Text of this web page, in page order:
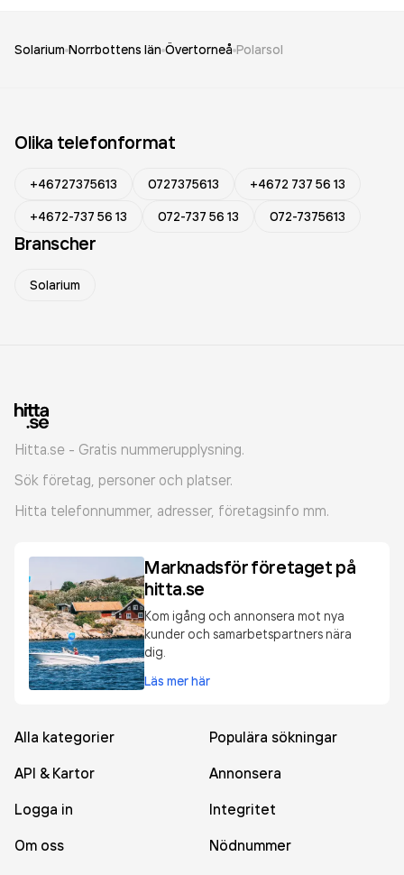
Solarium Norrbottens län Övertorneå Polarsol
Olika telefonformat
+46727375613 0727375613
+4672 737 56 13
+4672-737 56 13
072-737 56 13 072-7375613
Branscher
Solarium
Hitta.se - Gratis nummerupplysning.
Sök företag, personer och platser.
Hitta telefonnummer, adresser, företagsinfo mm.
Marknadsför företaget på
hitta.se
Kom igång och annonsera mot nya
kunder och samarbetspartners nära
dig.
Läs mer här
Alla kategorier
Populära sökningar
API & Kartor
Annonsera
Logga in
Integritet
Om oss
Nödnummer